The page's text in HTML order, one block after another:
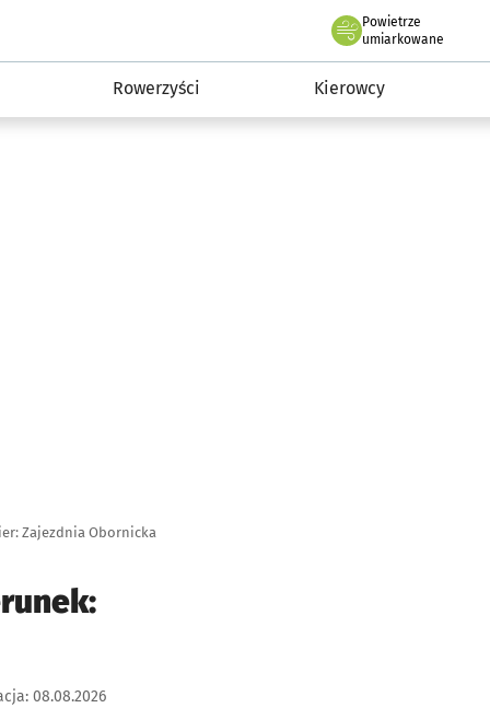
Powietrze
we Wrocławiu
umiarkowane
Rowerzyści Kierowcy
Zajezdnia Obornicka
08.08.2026